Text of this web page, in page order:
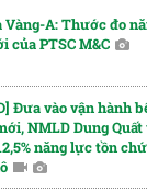
Vàng-A: Thước đo
của PTSC M&C
Đưa vào vận hành
NMLD Dung Quất
năng lực tồn